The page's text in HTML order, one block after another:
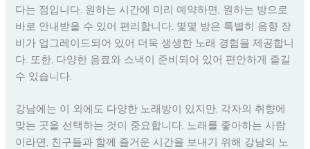
다는 점입니다. 원하는 시간에 미리 예약하면, 원하는 방으로
바로 안내받을 수 있어 편리합니다. 몇몇 방은 특별히 음향 장
비가 업그레이드되어 있어 더욱 생생한 노래 경험을 제공합니
다. 또한, 다양한 음료와 스낵이 준비되어 있어 편안하게 즐길
수 있습니다.
강남에는 이 외에도 다양한 노래방이 있지만, 각자의 취향에
맞는 곳을 선택하는 것이 중요합니다. 노래를 좋아하는 사람
이라면, 친구들과 함께 즐거운 시간을 보내기 위해 강남의 노